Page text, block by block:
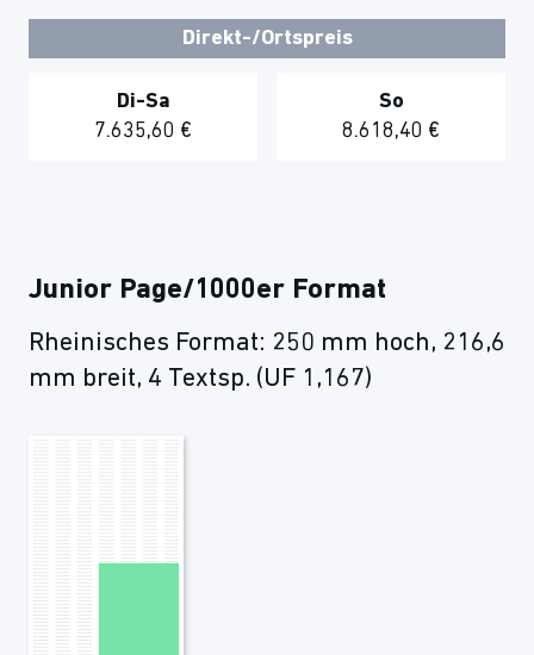
Direkt-/Ortspreis
Di-Sa
7.635,60 €
So
8.618,40 €
Junior Page/1000er Format
Rheinisches Format: 250 mm hoch, 216,6
mm breit, 4 Textsp. (UF 1,167)